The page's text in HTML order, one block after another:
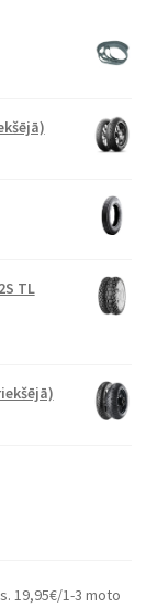
TL
19,95€/1-3 moto